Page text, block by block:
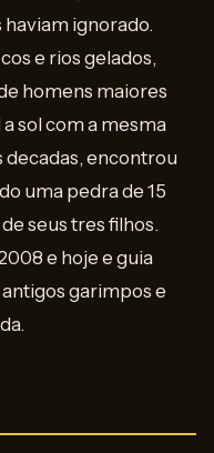
ignorado.
e rios gelados,
homens maiores
sol com a mesma
encontrou
uma pedra de 15
seus tres filhos.
e hoje e guia
garimpos e